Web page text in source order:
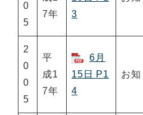
0
5
7年
3
2
0
0
5
平
成1
7年
6月
15日 P1
4
お知